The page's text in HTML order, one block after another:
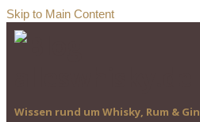
Skip to Main Content
Wissen rund um Whisky, Rum & Gin